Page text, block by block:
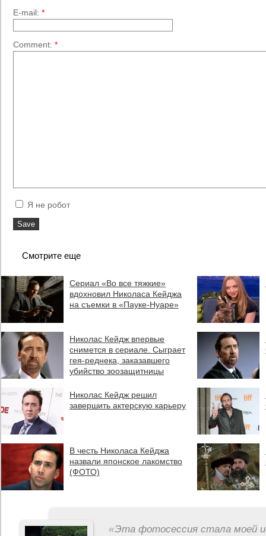
E-mail: *
Comment: *
Я не робот
Смотрите еще
Сериал «Во все тяжкие»
вдохновил Николаса Кейджа
на съемки в «Пауке-Нуаре»
Николас Кейдж впервые
снимется в сериале. Сыграет
гея-реднека, заказавшего
убийство зоозащитницы
Николас Кейдж решил
завершить актерскую карьеру
В честь Николаса Кейджа
назвали японское лакомство
(ФОТО)
«Эта фотосессия стала моей